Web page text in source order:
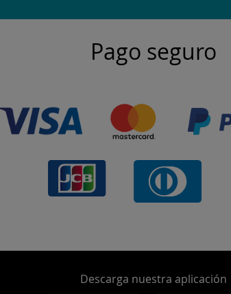
Pago seguro
Descarga nuestra aplicación